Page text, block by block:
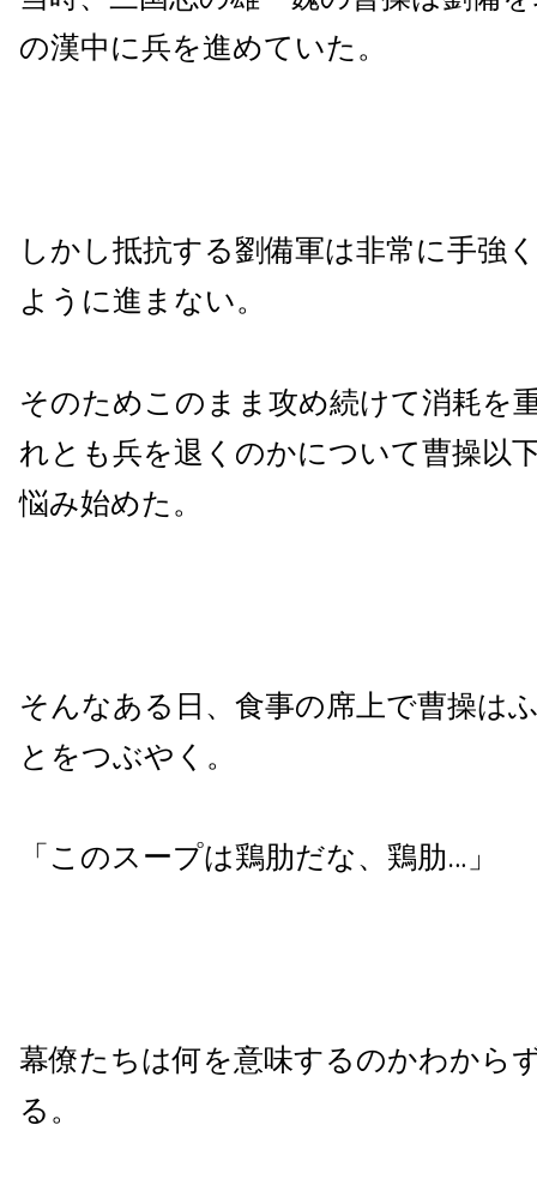
の漢中に兵を進めていた。
しかし抵抗する劉備軍は非常に手強
ように進まない。
そのためこのまま攻め続けて消耗を
れとも兵を退くのかについて曹操以
悩み始めた。
そんなある日、食事の席上で曹操は
とをつぶやく。
「このスープは鶏肋だな、鶏肋…」
幕僚たちは何を意味するのかわから
る。